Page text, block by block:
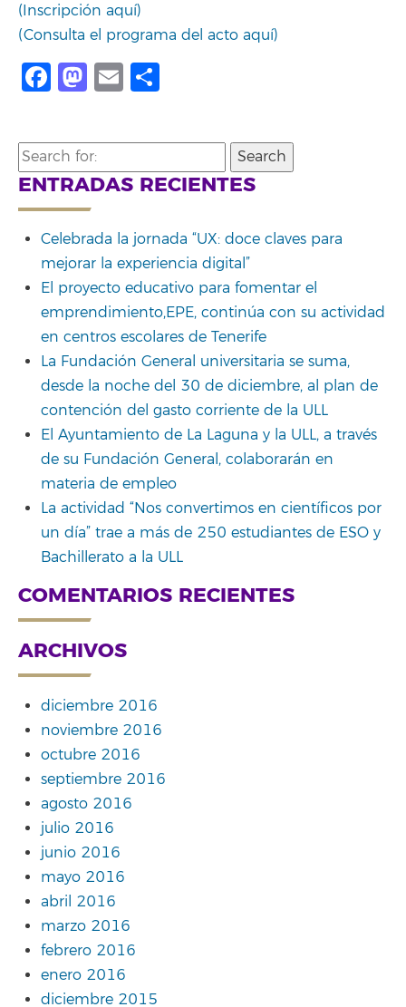
(Inscripción aquí)
(Consulta el programa del acto aquí)
Facebook
Mastodon
Email
Search
for:
ENTRADAS RECIENTES
Celebrada la jornada “UX: doce claves para
mejorar la experiencia digital”
El proyecto educativo para fomentar el
emprendimiento,EPE, continúa con su actividad
en centros escolares de Tenerife
La Fundación General universitaria se suma,
desde la noche del 30 de diciembre, al plan de
contención del gasto corriente de la ULL
El Ayuntamiento de La Laguna y la ULL, a través
de su Fundación General, colaborarán en
materia de empleo
La actividad “Nos convertimos en científicos por
un día” trae a más de 250 estudiantes de ESO y
Bachillerato a la ULL
COMENTARIOS RECIENTES
ARCHIVOS
diciembre 2016
noviembre 2016
octubre 2016
septiembre 2016
agosto 2016
julio 2016
junio 2016
mayo 2016
abril 2016
marzo 2016
febrero 2016
enero 2016
diciembre 2015